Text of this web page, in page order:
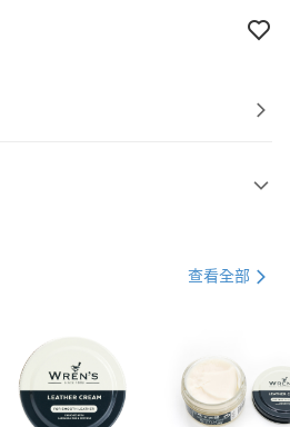
查看全部